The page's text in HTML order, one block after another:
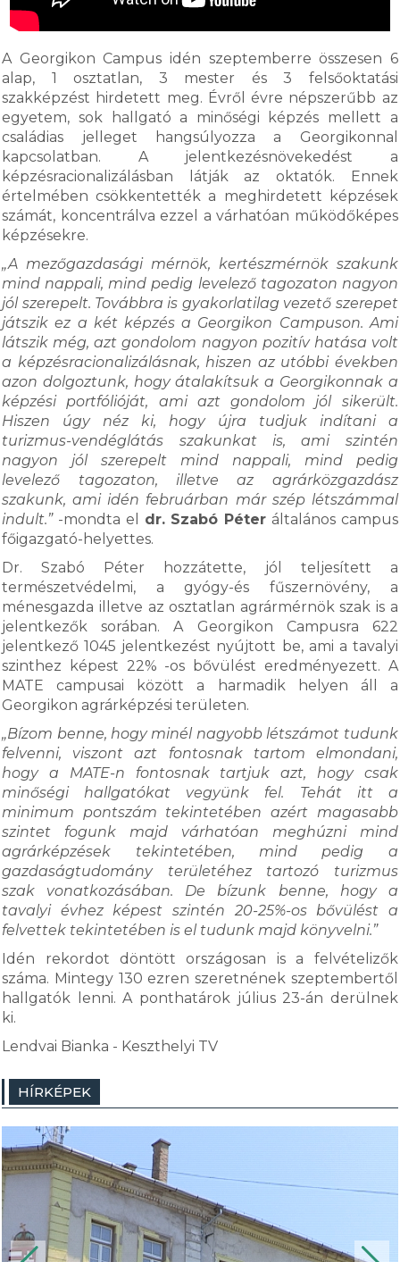
A Georgikon Campus idén szeptemberre összesen 6
alap, 1 osztatlan, 3 mester és 3 felsőoktatási
szakképzést hirdetett meg. Évről évre népszerűbb az
egyetem, sok hallgató a minőségi képzés mellett a
családias jelleget hangsúlyozza a Georgikonnal
kapcsolatban. A jelentkezésnövekedést a
képzésracionalizálásban látják az oktatók. Ennek
értelmében csökkentették a meghirdetett képzések
számát, koncentrálva ezzel a várhatóan működőképes
képzésekre.
„A mezőgazdasági mérnök, kertészmérnök szakunk
mind nappali, mind pedig levelező tagozaton nagyon
jól szerepelt. Továbbra is gyakorlatilag vezető szerepet
játszik ez a két képzés a Georgikon Campuson. Ami
látszik még, azt gondolom nagyon pozitív hatása volt
a képzésracionalizálásnak, hiszen az utóbbi években
azon dolgoztunk, hogy átalakítsuk a Georgikonnak a
képzési portfólióját, ami azt gondolom jól sikerült.
Hiszen úgy néz ki, hogy újra tudjuk indítani a
turizmus-vendéglátás szakunkat is, ami szintén
nagyon jól szerepelt mind nappali, mind pedig
levelező tagozaton, illetve az agrárközgazdász
szakunk, ami idén februárban már szép létszámmal
indult.”-mondta el dr. Szabó Péter általános campus
főigazgató-helyettes.
Dr. Szabó Péter hozzátette, jól teljesített a
természetvédelmi, a gyógy-és fűszernövény, a
ménesgazda illetve az osztatlan agrármérnök szak is a
jelentkezők sorában. A Georgikon Campusra 622
jelentkező 1045 jelentkezést nyújtott be, ami a tavalyi
szinthez képest 22% -os bővülést eredményezett. A
MATE campusai között a harmadik helyen áll a
Georgikon agrárképzési területen.
„Bízom benne, hogy minél nagyobb létszámot tudunk
felvenni, viszont azt fontosnak tartom elmondani,
hogy a MATE-n fontosnak tartjuk azt, hogy csak
minőségi hallgatókat vegyünk fel. Tehát itt a
minimum pontszám tekintetében azért magasabb
szintet fogunk majd várhatóan meghúzni mind
agrárképzések tekintetében, mind pedig a
gazdaságtudomány területéhez tartozó turizmus
szak vonatkozásában. De bízunk benne, hogy a
tavalyi évhez képest szintén 20-25%-os bővülést a
felvettek tekintetében is el tudunk majd könyvelni.”
Idén rekordot döntött országosan is a felvételizők
száma. Mintegy 130 ezren szeretnének szeptembertől
hallgatók lenni. A ponthatárok július 23-án derülnek
ki.
Lendvai Bianka - Keszthelyi TV
HÍRKÉPEK